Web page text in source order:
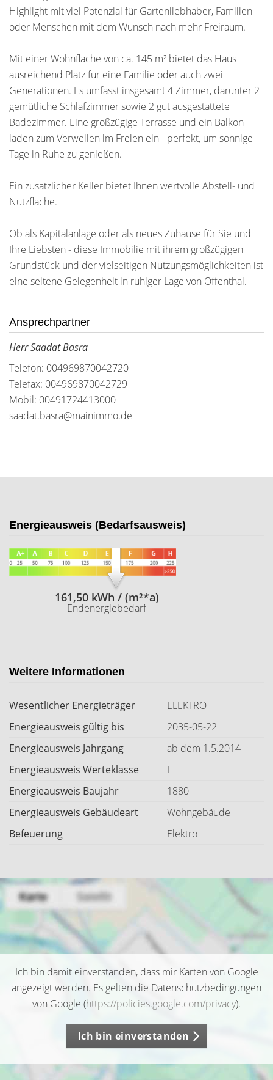
Highlight mit viel Potenzial für Gartenliebhaber, Familien
oder Menschen mit dem Wunsch nach mehr Freiraum.
Mit einer Wohnfläche von ca. 145 m² bietet das Haus
ausreichend Platz für eine Familie oder auch zwei
Generationen. Es umfasst insgesamt 4 Zimmer, darunter 2
gemütliche Schlafzimmer sowie 2 gut ausgestattete
Badezimmer. Eine großzügige Terrasse und ein Balkon
laden zum Verweilen im Freien ein - perfekt, um sonnige
Tage in Ruhe zu genießen.
Ein zusätzlicher Keller bietet Ihnen wertvolle Abstell- und
Nutzfläche.
Ob als Kapitalanlage oder als neues Zuhause für Sie und
Ihre Liebsten - diese Immobilie mit ihrem großzügigen
Grundstück und der vielseitigen Nutzungsmöglichkeiten ist
eine seltene Gelegenheit in ruhiger Lage von Offenthal.
Ansprechpartner
Herr Saadat Basra
Telefon: 004969870042720
Telefax: 004969870042729
Mobil: 00491724413000
saadat.basra@mainimmo.de
Energieausweis (Bedarfsausweis)
161,50 kWh / (m²*a)
Endenergiebedarf
Weitere Informationen
Wesentlicher Energieträger
ELEKTRO
Energieausweis gültig bis
2035-05-22
Energieausweis Jahrgang
ab dem 1.5.2014
Energieausweis Werteklasse
F
Energieausweis Baujahr
1880
Energieausweis Gebäudeart
Wohngebäude
Befeuerung
Elektro
Ich bin damit einverstanden, dass mir Karten von Google
angezeigt werden. Es gelten die Datenschutzbedingungen
von Google (https://policies.google.com/privacy).
Ich bin einverstanden